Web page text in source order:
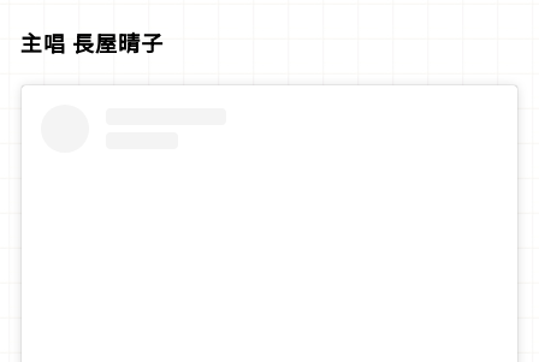
主唱 長屋晴子